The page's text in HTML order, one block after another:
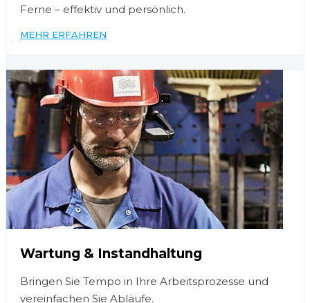
Ferne – effektiv und persönlich.
MEHR ERFAHREN
Wartung & Instandhaltung
Bringen Sie Tempo in Ihre Arbeitsprozesse und
vereinfachen Sie Abläufe.